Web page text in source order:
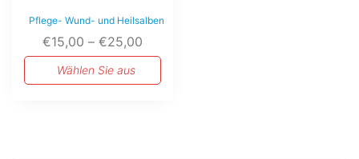
Pflege- Wund- und Heilsalben
€15,00 – €25,00Preisspanne:
€15,00
bis
Wählen Sie aus